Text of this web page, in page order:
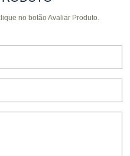
COMPRAR
no botão Avaliar Produto.